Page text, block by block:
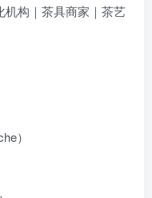
机构｜茶具商家｜茶艺
）